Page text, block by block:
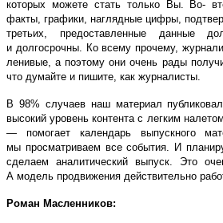
которых можете стать только Вы. Во-
факты, графики, наглядные цифры,
третьих, предоставленные данные
и долгосрочны. Ко всему прочему,
ленивые, а поэтому они очень рады
что думайте и пишите, как журналисты.
В 98% случаев наш материал
высокий уровень контента с легким
― помогает календарь выпускного
мы просматриваем все события. И
сделаем аналитический выпуск. Это
А модель продвижения действительно
Роман Масленников: